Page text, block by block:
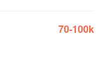
70-100k